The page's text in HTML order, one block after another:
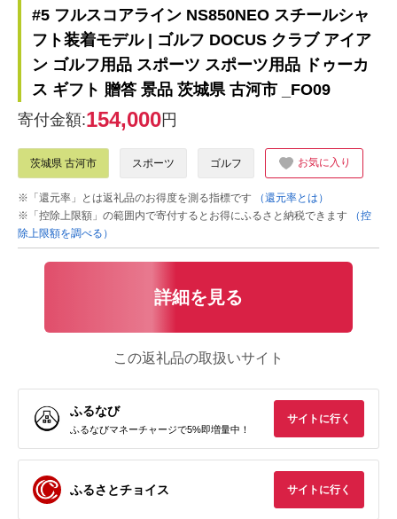
#5 フルスコアライン NS850NEO スチールシャ
フト装着モデル | ゴルフ DOCUS クラブ アイア
ン ゴルフ用品 スポーツ スポーツ用品 ドゥーカ
ス ギフト 贈答 景品 茨城県 古河市 _FO09
寄付金額:154,000円
茨城県 古河市 スポーツ ゴルフ お気に入り
※「還元率」とは返礼品のお得度を測る指標です
（還元率とは）
※「控除上限額」の範囲内で寄付するとお得にふるさと納税できます
（控
除上限額を調べる）
詳細を見る
この返礼品の取扱いサイト
ふるなび
ふるなびマネーチャージで5%即増量中！
サイトに行く
ふるさとチョイス サイトに行く